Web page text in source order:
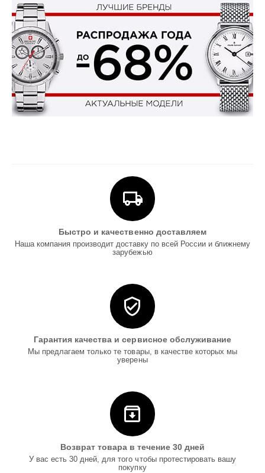
Быстро и качественно доставляем
Наша компания производит доставку по всей России и ближнему
зарубежью
Гарантия качества и сервисное обслуживание
Мы предлагаем только те товары, в качестве которых мы
уверены
Возврат товара в течение 30 дней
У вас есть 30 дней, для того чтобы протестировать вашу
покупку